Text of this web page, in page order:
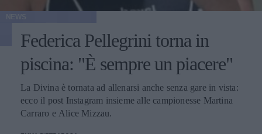
Federica Pellegrini torna in
piscina: "È sempre un piacere"
La Divina è tornata ad allenarsi anche senza gare in vista:
ecco il post Instagram insieme alle campionesse Martina
Carraro e Alice Mizzau.